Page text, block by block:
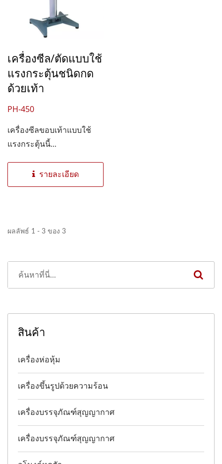
เครื่องซีล/ตัดแบบใช้
แรงกระตุ้นชนิดกด
ด้วยเท้า
PH-450
เครื่องซีลขอบเท้าแบบใช้
แรงกระตุ้นนี้...
รายละเอียด
ผลลัพธ์ 1 - 3 ของ 3
สินค้า
เครื่องห่อหุ้ม
เครื่องขึ้นรูปด้วยความร้อน
เครื่องบรรจุภัณฑ์สุญญากาศ
เครื่องบรรจุภัณฑ์สุญญากาศ